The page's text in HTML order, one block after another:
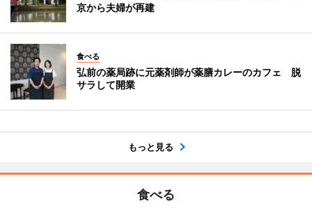
京から夫婦が再建
食べる
弘前の薬局跡に元薬剤師が薬膳カレーのカフェ 脱
サラして開業
もっと見る
食べる